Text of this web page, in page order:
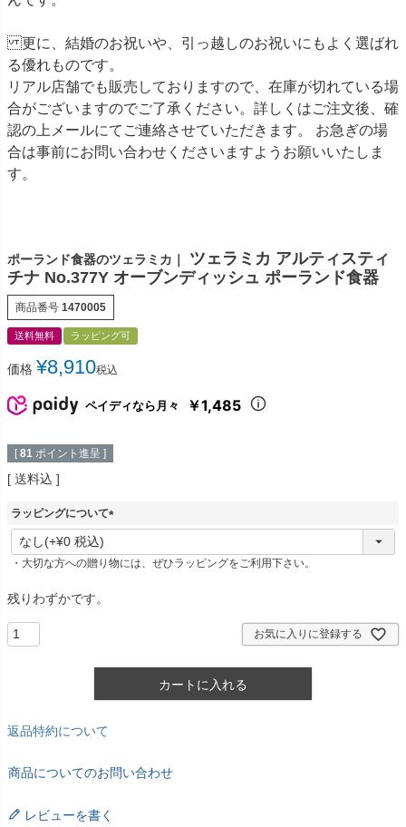
更に、結婚のお祝いや、引っ越しのお祝いにもよく選ばれ
る優れものです。
リアル店舗でも販売しておりますので、在庫が切れている場
合がございますのでご了承ください。詳しくはご注文後、確
認の上メールにてご連絡させていただきます。 お急ぎの場
合は事前にお問い合わせくださいますようお願いいたしま
す。
ポーランド食器のツェラミカ｜
ツェラミカ アルティスティ
チナ No.377Y オーブンディッシュ ポーランド食器
商品番号 1470005
送料無料 ラッピング可
価格 ¥8,910税込
ペイディなら月々 ￥1,485
[ 81 ポイント進呈 ]
送料込
ラッピングについて
(
須
・大切な方への贈り物には、ぜひラッピングをご利用下さい。
残りわずかです。
お気に入りに登録する
カートに入れる
返品特約について
商品についてのお問い合わせ
レビューを書く